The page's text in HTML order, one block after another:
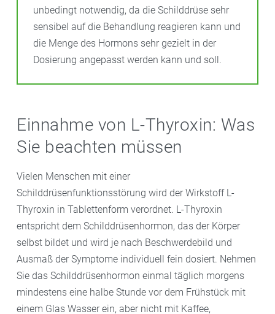
unbedingt notwendig, da die Schilddrüse sehr
sensibel auf die Behandlung reagieren kann und
die Menge des Hormons sehr gezielt in der
Dosierung angepasst werden kann und soll.
Einnahme von L-Thyroxin: Was
Sie beachten müssen
Vielen Menschen mit einer
Schilddrüsenfunktionsstörung wird der Wirkstoff L-
Thyroxin in Tablettenform verordnet. L-Thyroxin
entspricht dem Schilddrüsenhormon, das der Körper
selbst bildet und wird je nach Beschwerdebild und
Ausmaß der Symptome individuell fein dosiert. Nehmen
Sie das Schilddrüsenhormon einmal täglich morgens
mindestens eine halbe Stunde vor dem Frühstück mit
einem Glas Wasser ein, aber nicht mit Kaffee,